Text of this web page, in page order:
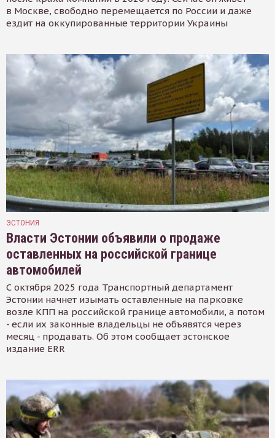
в Москве, свободно перемещается по России и даже
ездит на оккупированные территории Украины
ЭСТОНИЯ
Власти Эстонии объявили о продаже
оставленных на российской границе
автомобилей
С октября 2025 года Транспортный департамент
Эстонии начнет изымать оставленные на парковке
возле КПП на российской границе автомобили, а потом
- если их законные владельцы не объявятся через
месяц - продавать. Об этом сообщает эстонское
издание ERR